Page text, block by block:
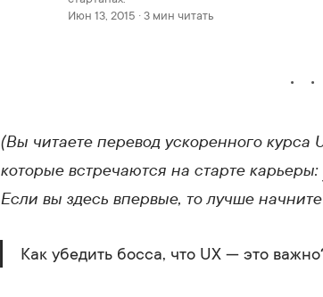
Июн 13, 2015 · 3 мин читать
(Вы читаете перевод ускоренного курса
которые встречаются на старте карьеры:
Если вы здесь впервые, то лучше начните
Как убедить босса, что UX — это